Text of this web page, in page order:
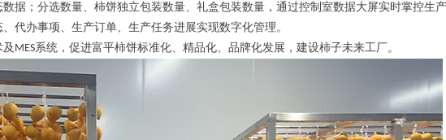
据；分选数量、柿饼独立包装数量、礼盒包装数量，通过控制室数据大屏实时掌控生产
代办事项、生产订单、生产任务进展实现数字化管理。
MES系统，促进富平柿饼标准化、精品化、品牌化发展，建设柿子未来工厂。